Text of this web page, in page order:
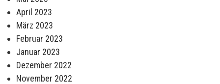
April 2023
März 2023
Februar 2023
Januar 2023
Dezember 2022
November 2022